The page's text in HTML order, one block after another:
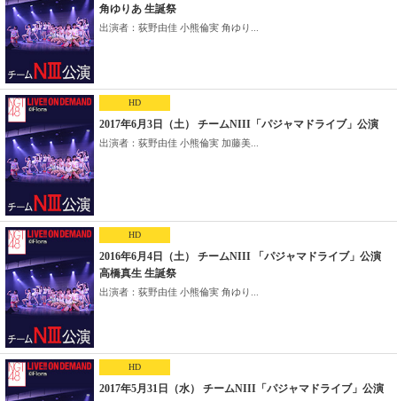
角ゆりあ 生誕祭
出演者：荻野由佳 小熊倫実 角ゆり...
HD
2017年6月3日（土） チームNIII「パジャマドライブ」公演
出演者：荻野由佳 小熊倫実 加藤美...
HD
2016年6月4日（土） チームNIII 「パジャマドライブ」公演
高橋真生 生誕祭
出演者：荻野由佳 小熊倫実 角ゆり...
HD
2017年5月31日（水） チームNIII「パジャマドライブ」公演